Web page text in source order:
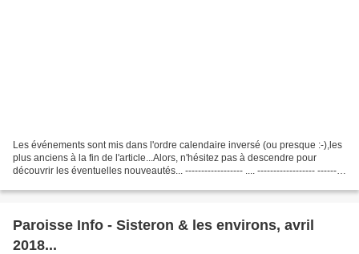
Les événements sont mis dans l'ordre calendaire inversé (ou presque :-),les
plus anciens à la fin de l'article...Alors, n'hésitez pas à descendre pour
découvrir les éventuelles nouveautés... ------------------ .... ------------------ ---------
Paroisse Info - Sisteron & les environs, avril
2018...